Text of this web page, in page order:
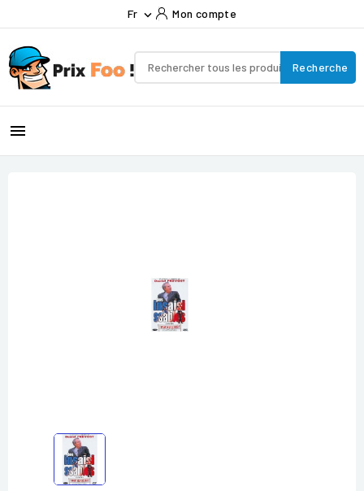
Fr  Mon compte
Recherche
